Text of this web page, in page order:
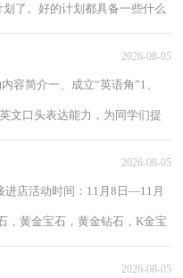
了。好的计划都具备一些什么
2026-08-05
容简介一、成立“英语角”1、
文口头表达能力，为同学们提
2026-08-05
进店活动时间：11月8日—11月
，黄金宝石，黄金钻石，K金宝
2026-08-05